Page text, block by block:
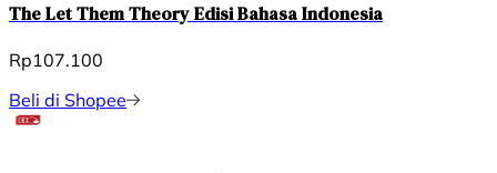
The Let Them Theory Edisi Bahasa Indonesia
Rp107.100
Beli di Shopee